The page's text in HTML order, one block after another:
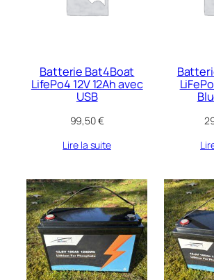
Batterie Bat4Boat
LifePo4 12V 12Ah avec
USB
99,50€
Lire la suite